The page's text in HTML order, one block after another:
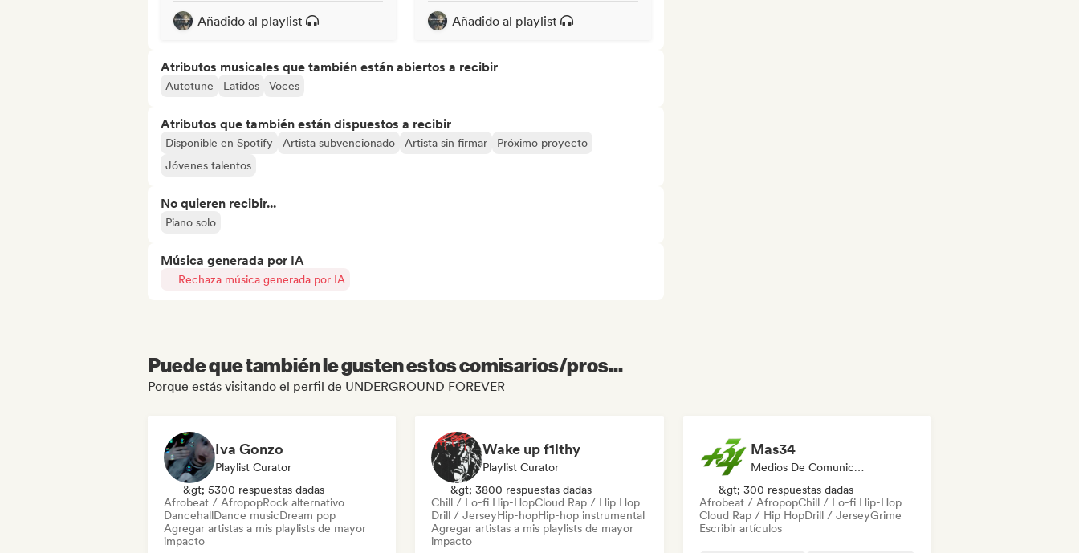
Añadido al playlist Añadido al playlist
Atributos musicales que también están abiertos a recibir
Autotune Latidos Voces
Atributos que también están dispuestos a recibir
Disponible en Spotify Artista subvencionado Artista sin firmar
Próximo proyecto
Jóvenes talentos
No quieren recibir...
Piano solo
Música generada por IA
Rechaza música generada por IA
Puede que también le gusten estos comisarios/pros...
Porque estás visitando el perfil de UNDERGROUND FOREVER
Iva Gonzo
Playlist Curator
&gt; 5300 respuestas dadas
Afrobeat / AfropopRock alternativo
DancehallDance musicDream pop
Agregar artistas a mis playlists de mayor
impacto
Wake up f1lthy
Playlist Curator
&gt; 3800 respuestas dadas
Chill / Lo-fi Hip-HopCloud Rap / Hip Hop
Drill / JerseyHip-hopHip-hop instrumental
Agregar artistas a mis playlists de mayor
impacto
Mas34
Medios De Comunicación/Periodista
&gt; 300 respuestas dadas
Afrobeat / AfropopChill / Lo-fi Hip-Hop
Cloud Rap / Hip HopDrill / JerseyGrime
Escribir artículos